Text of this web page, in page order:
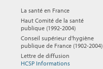
La santé en France
Haut Comité de la santé
publique (1992-2004)
Conseil supérieur d'hygiène
publique de France (1902-2004)
Lettre de diffusion
HCSP Informations